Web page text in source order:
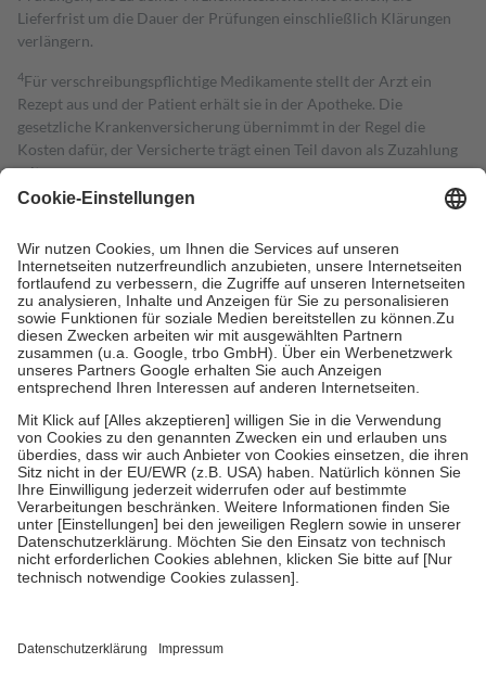
Lieferfrist um die Dauer der Prüfungen einschließlich Klärungen
verlängern.
4Für verschreibungspflichtige Medikamente stellt der Arzt ein
Rezept aus und der Patient erhält sie in der Apotheke. Die
gesetzliche Krankenversicherung übernimmt in der Regel die
Kosten dafür, der Versicherte trägt einen Teil davon als Zuzahlung
mit.
Grundsätzlich leisten Mitglieder Zuzahlungen in Höhe von zehn
höchstens zehn Euro.
Es sind jedoch nie mehr als die tatsächlichen
Kosten der Leistung zu entrichten.
Diese Regeln gelten grundsätzlich auch für Online-Apotheken.
Bei Heilmitteln und häuslicher Krankenpflege beträgt die
Zuzahlung zehn Prozent der Kosten sowie zehn Euro je
Verordnung.
Um das Engagement der Versicherten für ihre eigene Gesundheit zu
stärken und die besondere Stellung der Familie zu unterstützen,
fallenkeine Zuzahlungenan bei:
• Kindern und Jugendlichen bis zum vollendeten 18. Lebensjahr
mit Ausnahme der Fahrkosten
• Untersuchungen zur Vorsorge und Früherkennung, die von der
GKV getragen werden
• empfohlenen Schutzimpfungen
• Harn- und Blutteststreifen
getroffen, um sicherzustellen, dass es sich um echte Bewertungen